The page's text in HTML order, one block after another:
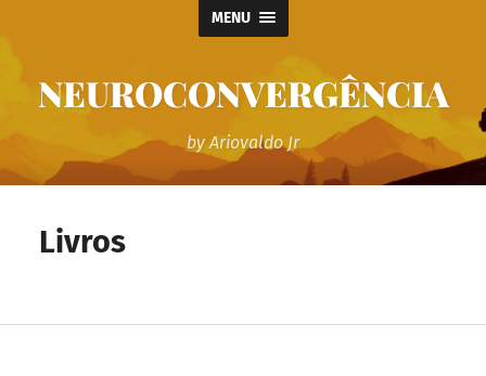
MENU
NEUROCONVERGÊNCIA
by Ariovaldo Jr
Livros